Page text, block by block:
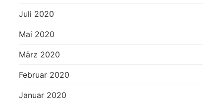
Juli 2020
Mai 2020
März 2020
Februar 2020
Januar 2020